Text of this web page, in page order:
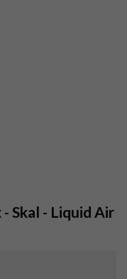
Skal - Liquid Air